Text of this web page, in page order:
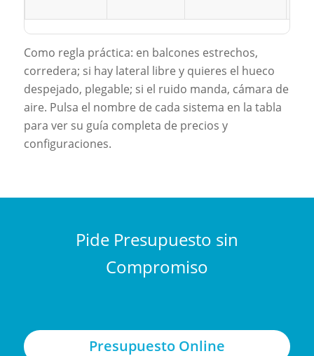
Como regla práctica: en balcones estrechos,
corredera; si hay lateral libre y quieres el hueco
despejado, plegable; si el ruido manda, cámara de
aire. Pulsa el nombre de cada sistema en la tabla
para ver su guía completa de precios y
configuraciones.
Pide Presupuesto sin
Compromiso
Presupuesto Online